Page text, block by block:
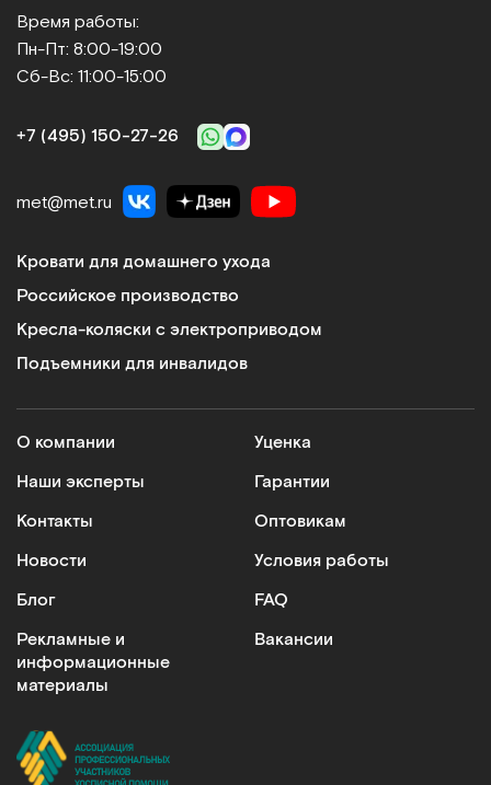
Время работы:
Пн-Пт: 8:00-19:00
Сб-Вс: 11:00-15:00
+7 (495) 150‑27‑26
met@met.ru
Кровати для домашнего ухода
Российское производство
Кресла-коляски с электроприводом
Подъемники для инвалидов
О компании
Наши эксперты
Контакты
Новости
Блог
Рекламные и
информационные
материалы
Уценка
Гарантии
Оптовикам
Условия работы
FAQ
Вакансии